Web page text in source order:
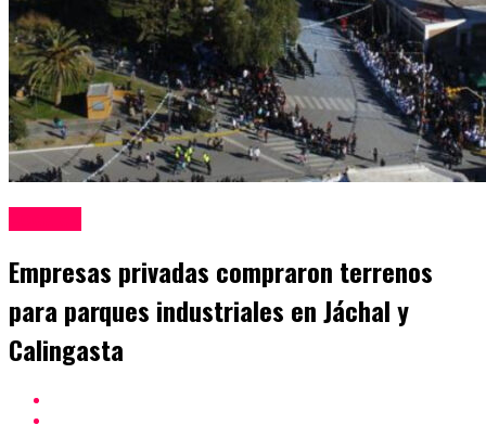
Empresas privadas compraron terrenos
para parques industriales en Jáchal y
Calingasta